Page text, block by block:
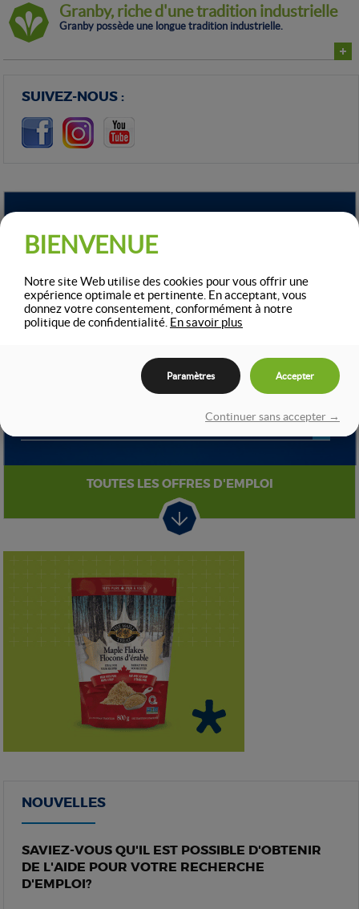
Granby, riche d'une tradition industrielle
Granby possède une longue tradition industrielle.
SUIVEZ-NOUS :
D'EMPLOI AFFICHÉES
MACHINISTE, QUART...
ATLAS Aéronautik
APPRENTI(E)-OP&EACUT...
TOUTES LES OFFRES D'EMPLOI
NOUVELLES
SAVIEZ-VOUS QU'IL EST POSSIBLE D'OBTENIR
DE L'AIDE POUR VOTRE RECHERCHE
D'EMPLOI?
BIENVENUE
Notre site Web utilise des cookies pour vous offrir une
expérience optimale et pertinente. En acceptant, vous
donnez votre consentement, conformément à notre
politique de confidentialité. En savoir plus
Paramètres Accepter
Continuer sans accepter →